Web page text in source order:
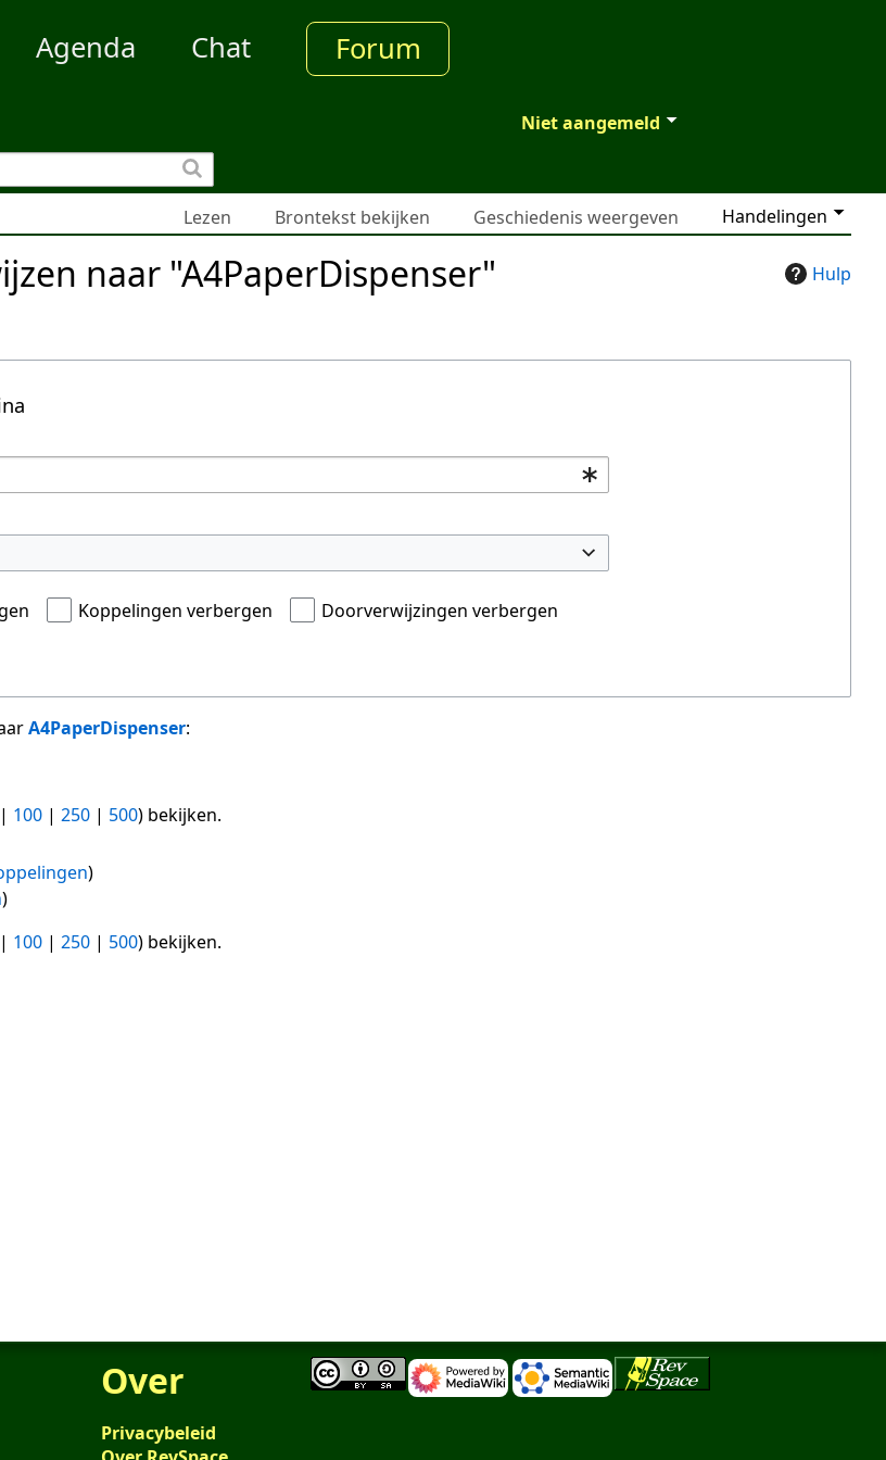
Agenda Chat Forum
Niet aangemeld
Handelingen
Lezen Brontekst bekijken Geschiedenis weergeven
Hulp
naar "A4PaperDispenser"
Koppelingen verbergen Doorverwijzingen verbergen
A4PaperDispenser:
| 100 | 250 | 500) bekijken.
)
)
| 100 | 250 | 500) bekijken.
Over
Privacybeleid